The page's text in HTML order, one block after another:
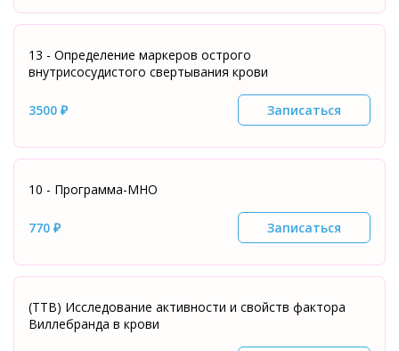
13 - Определение маркеров острого
внутрисосудистого свертывания крови
3500 ₽ Записаться
10 - Программа-МНО
770 ₽ Записаться
(ТТВ) Исследование активности и свойств фактора
Виллебранда в крови